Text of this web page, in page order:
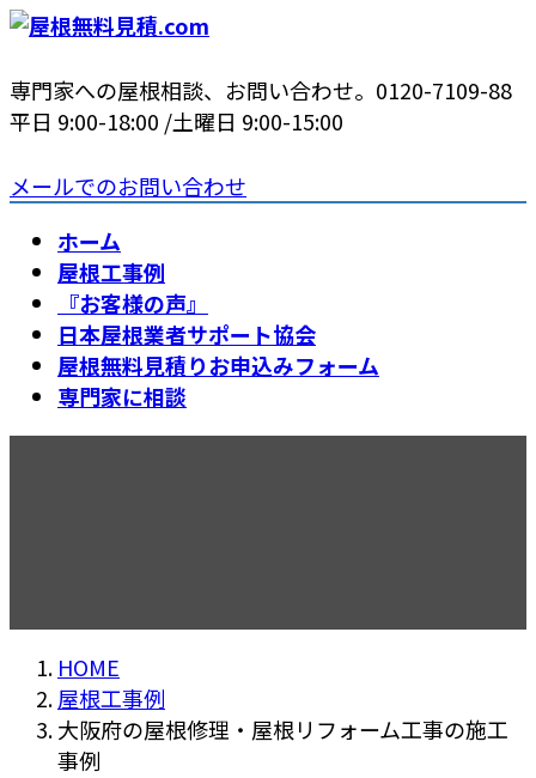
コ
テ
ン
へ
ス
ナ
ゲ
ー
ョ
ン
専門家への屋根相談、お問い合わせ。 0120-7109-88
平日 9:00-18:00 /土曜日 9:00-15:00
メールでのお問い合わせ
ホーム
屋根工事例
『お客様の声』
日本屋根業者サポート協会
屋根無料見積りお申込みフォーム
専門家に相談
HOME
屋根工事例
大阪府の屋根修理・屋根リフォーム工事の施工
事例